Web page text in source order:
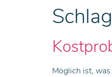
Möglich ist,